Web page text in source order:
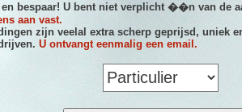
bespaar! U bent niet verplicht ��n van de
aan vast.
zijn veelal extra scherp geprijsd, uniek
U ontvangt eenmalig een email.